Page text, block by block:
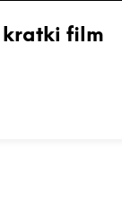
kratki film